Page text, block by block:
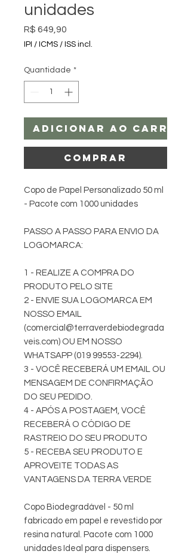
unidades
R$ 649,90
IPI / ICMS / ISS incl.
Quantidade *
Adicionar ao
Comprar
Copo de Papel Personalizado 50 ml
- Pacote com 1000 unidades
PASSO A PASSO PARA ENVIO DA
LOGOMARCA:
1 - REALIZE A COMPRA DO
PRODUTO PELO SITE
2 - ENVIE SUA LOGOMARCA EM
NOSSO EMAIL
(comercial@terraverdebiodegrada
veis.com) OU EM NOSSO
WHATSAPP (019 99553-2294).
3 - VOCÊ RECEBERÁ UM EMAIL OU
MENSAGEM DE CONFIRMAÇÃO
DO SEU PEDIDO.
4 - APÓS A POSTAGEM, VOCÊ
RECEBERÁ O CÓDIGO DE
RASTREIO DO SEU PRODUTO
5 - RECEBA SEU PRODUTO E
APROVEITE TODAS AS
VANTAGENS DA TERRA VERDE
Copo Biodegradável - 50 ml
fabricado em papel e revestido por
resina natural. Pacote com 1000
unidades Ideal para dispensers.